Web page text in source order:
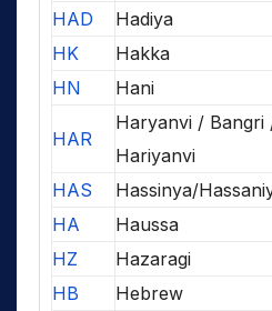
HAD
Hadiya
HK
Hakka
HN
Hani
HAR
Haryanvi /
Hariyanvi
HAS
Hassinya/
HA
Haussa
HZ
Hazaragi
HB
Hebrew